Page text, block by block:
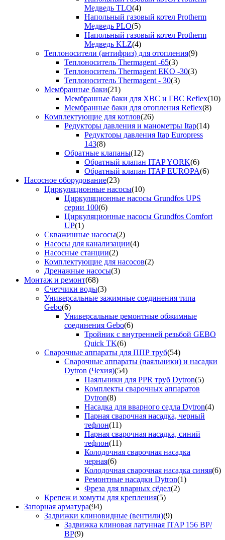
Медведь TLO(4)
Напольный газовый котел Protherm
Медведь PLO(5)
Напольный газовый котел Protherm
Медведь KLZ(4)
Теплоносители (антифриз) для отопления(9)
Теплоноситель Thermagent -65(3)
Теплоноситель Thermagent EKO -30(3)
Теплоноситель Thermagent - 30(3)
Мембранные баки(21)
Мембранные баки для ХВС и ГВС Reflex(10)
Мембранные баки для отопления Reflex(8)
Комплектующие для котлов(26)
Редукторы давления и манометры Itap(14)
Редукторы давления Itap Europress
143(8)
Обратные клапаны(12)
Обратный клапан ITAP YORK(6)
Обратный клапан ITAP EUROPA(6)
Насосное оборудование(23)
Циркуляционные насосы(10)
Циркуляционные насосы Grundfos UPS
серии 100(6)
Циркуляционные насосы Grundfos Comfort
UP(1)
Скважинные насосы(2)
Насосы для канализации(4)
Насосные станции(2)
Комплектующие для насосов(2)
Дренажные насосы(3)
Монтаж и ремонт(68)
Счетчики воды(3)
Универсальные зажимные соединения типа
Gebo(6)
Универсальные ремонтные обжимные
соединения Gebo(6)
Тройник с внутренней резьбой GEBO
Quick TK(6)
Сварочные аппараты для ППР труб(54)
Сварочные аппараты (паяльники) и насадки
Dytron (Чехия)(54)
Паяльники для PPR труб Dytron(5)
Комплекты сварочных аппаратов
Dytron(8)
Насадка для вварного седла Dytron(4)
Парная сварочная насадка, черный
тефлон(11)
Парная сварочная насадка, синий
тефлон(11)
Колодочная сварочная насадка
черная(6)
Колодочная сварочная насадка синяя(6)
Ремонтные насадки Dytron(1)
Фреза для вварных сёдел(2)
Крепеж и хомуты для крепления(5)
Запорная арматура(94)
Задвижки клиновидные (вентили)(9)
Задвижка клиновая латунная ITAP 156 ВР/
ВР(9)